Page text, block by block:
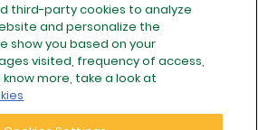
third-party cookies to analyze
and personalize the
show you based on your
visited, frequency of access,
more, take a look at